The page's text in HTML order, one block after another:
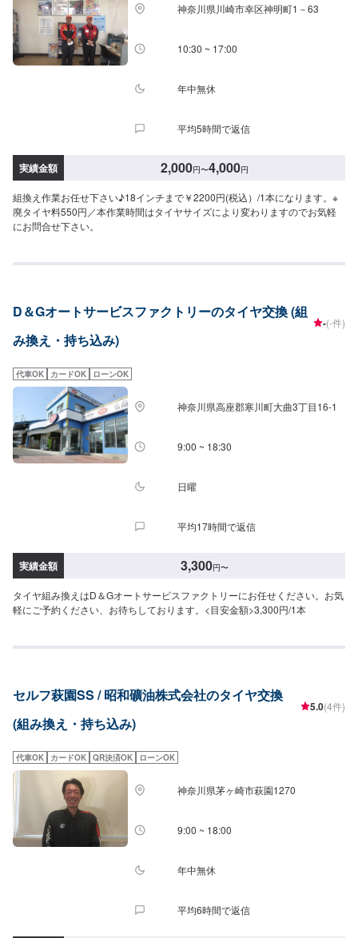
神奈川県川崎市幸区神明町1－63
10:30 ~ 17:00
年中無休
平均5時間で返信
実績金額 2,000円〜4,000円
組換え作業お任せ下さい♪18インチまで￥2200円(税込）/1本になります。※
廃タイヤ料550円／本作業時間はタイヤサイズにより変わりますのでお気軽
にお問合せ下さい。
D＆Gオートサービスファクトリーのタイヤ交換 (組
み換え・持ち込み)
-(-件)
代車OK カードOK ローンOK
神奈川県高座郡寒川町大曲3丁目16-1
9:00 ~ 18:30
日曜
平均17時間で返信
実績金額 3,300円〜
タイヤ組み換えはD＆Gオートサービスファクトリーにお任せください。お気
軽にご予約ください、お待ちしております。<目安金額>3,300円/1本
セルフ萩園SS / 昭和礦油株式会社のタイヤ交換
(組み換え・持ち込み)
5.0(4件)
代車OK カードOK QR決済OK ローンOK
神奈川県茅ヶ崎市萩園1270
9:00 ~ 18:00
年中無休
平均6時間で返信